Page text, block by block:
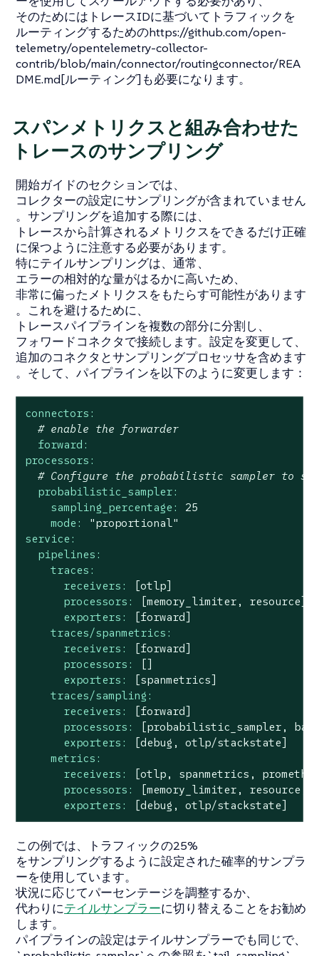
そのためにはトレースIDに基づいてトラフィックを
ルーティングするためのhttps://github.com/open-
telemetry/opentelemetry-collector-
contrib/blob/main/connector/routingconnector/REA
DME.md[ルーティング]も必要になります。
スパンメトリクスと組み合わせた
トレースのサンプリング
開始ガイドのセクションでは、
コレクターの設定にサンプリングが含まれていません
。サンプリングを追加する際には、
トレースから計算されるメトリクスをできるだけ正確
に保つように注意する必要があります。
特にテイルサンプリングは、通常、
エラーの相対的な量がはるかに高いため、
非常に偏ったメトリクスをもたらす可能性があります
。これを避けるために、
トレースパイプラインを複数の部分に分割し、
フォワードコネクタで接続します。設定を変更して、
追加のコネクタとサンプリングプロセッサを含めます
。そして、パイプラインを以下のように変更します：
connectors:
# enable the forwarder
forward:
processors:
# Configure the probabilistic sampler to
probabilistic_sampler:
sampling_percentage:
25
mode:
"proportional"
service:
pipelines:
traces:
receivers:
[otlp]
processors:
[memory_limiter,
resource]
exporters:
[forward]
traces/spanmetrics:
receivers:
[forward]
processors:
[]
exporters:
[spanmetrics]
traces/sampling:
receivers:
[forward]
processors:
[probabilistic_sampler,
exporters:
[debug,
otlp/stackstate]
metrics:
receivers:
[otlp, spanmetrics,
processors:
[memory_limiter, resource,
exporters:
[debug, otlp/stackstate]
この例では、トラフィックの25%
をサンプリングするように設定された確率的サンプラ
ーを使用しています。
状況に応じてパーセンテージを調整するか、
代わりにテイルサンプラーに切り替えることをお勧め
します。
パイプラインの設定はテイルサンプラーでも同じで、